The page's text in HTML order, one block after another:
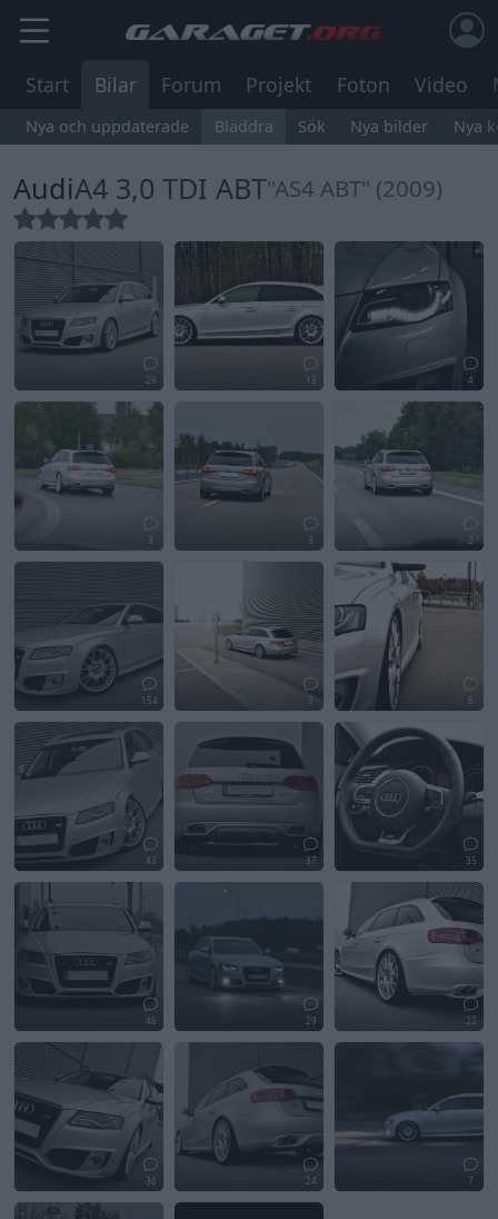
Start Bilar Forum Projekt Foton Video
Nya och uppdaterade Bläddra Sök Nya bilder Nya
AudiA4 3,0 TDI ABT"AS4 ABT" (2009)
29 13 4
3 3 2
154 3 8
43 37 35
46 29 22
38 24 7